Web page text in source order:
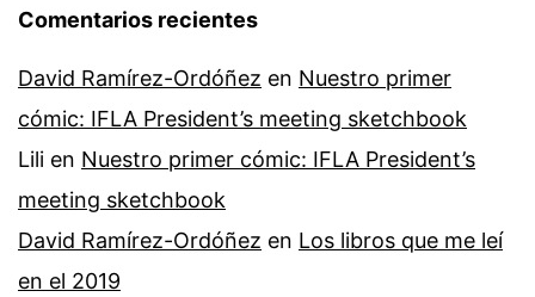
Comentarios recientes
David Ramírez-Ordóñez en Nuestro primer
cómic: IFLA President’s meeting sketchbook
Lili en Nuestro primer cómic: IFLA President’s
meeting sketchbook
David Ramírez-Ordóñez en Los libros que me leí
en el 2019